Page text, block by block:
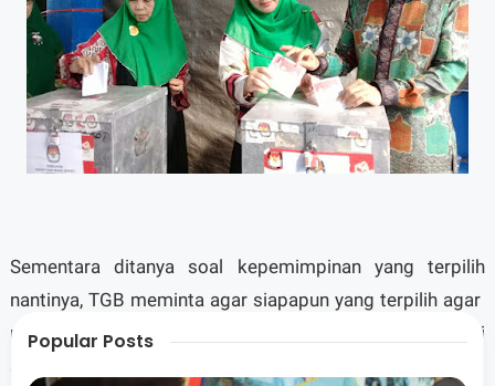
Sementara ditanya soal kepemimpinan yang terpilih
nantinya, TGB meminta agar siapapun yang terpilih agar
mampu menjadi pemimpin yang baik dan mengayomi
semua masyarakat.
Popular Posts